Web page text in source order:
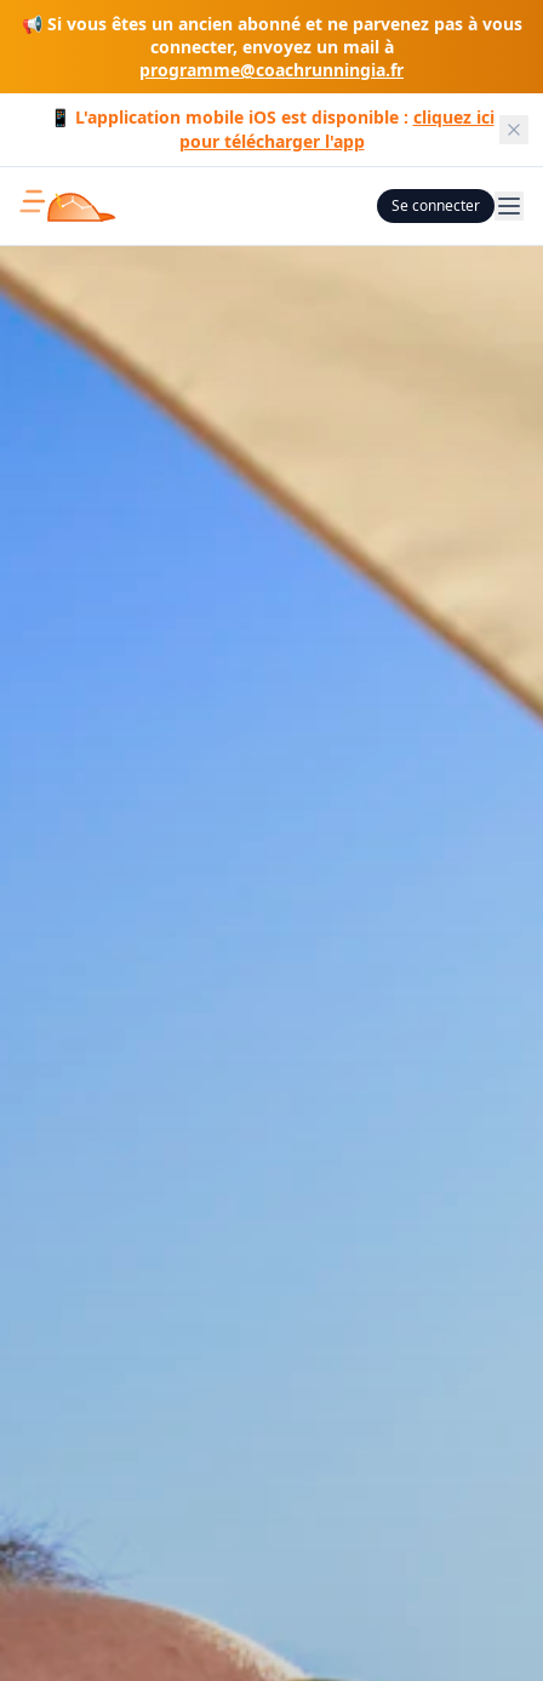
📢 Si vous êtes un ancien abonné et ne parvenez pas à vous
connecter, envoyez un mail à
programme@coachrunningia.fr
📱 L'application mobile iOS est disponible : cliquez ici
pour télécharger l'app
Se connecter